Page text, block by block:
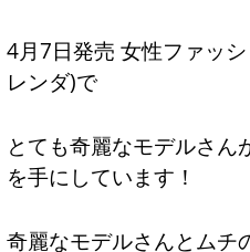
4月7日発売 女性ファッ
レンダ)で
とても奇麗なモデルさん
を手にしています！
奇麗なモデルさんとムチ